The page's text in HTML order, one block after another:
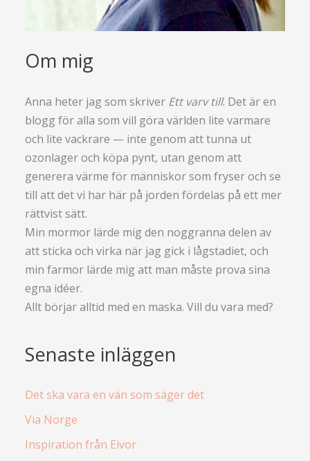
Om mig
Anna heter jag som skriver Ett varv till. Det är en
blogg för alla som vill göra världen lite varmare
och lite vackrare — inte genom att tunna ut
ozonlager och köpa pynt, utan genom att
generera värme för människor som fryser och se
till att det vi har här på jorden fördelas på ett mer
rättvist sätt.
Min mormor lärde mig den noggranna delen av
att sticka och virka när jag gick i lågstadiet, och
min farmor lärde mig att man måste prova sina
egna idéer.
Allt börjar alltid med en maska. Vill du vara med?
Senaste inläggen
Det ska vara en vän som säger det
Via Norge
Inspiration från Eivor